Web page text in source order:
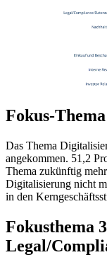
Fokus-
Das Thema
angekommen. 51,2
Thema zukünftig
Digitalisierung nicht
in den
Fokusthema
Legal/